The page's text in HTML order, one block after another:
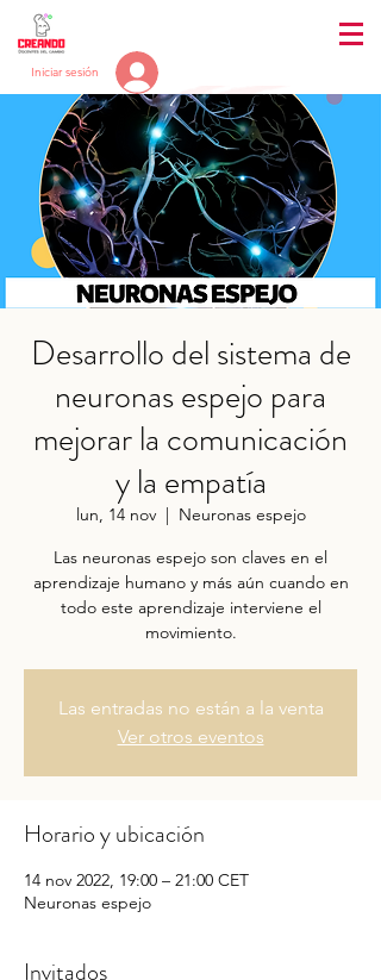
Iniciar sesión
Desarrollo del sistema de
neuronas espejo para
mejorar la comunicación
y la empatía
lun, 14 nov
  |
Neuronas espejo
Las neuronas espejo son claves en el
aprendizaje humano y más aún cuando en
todo este aprendizaje interviene el
movimiento.
Las entradas no están a la venta
Ver otros eventos
Horario y ubicación
14 nov 2022, 19:00 – 21:00 CET
Neuronas espejo
Invitados